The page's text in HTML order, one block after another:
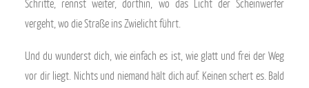
Schritte, rennst weiter, dorthin, wo das Licht der Scheinwerfer
vergeht, wo die Straße ins Zwielicht führt.
Und du wunderst dich, wie einfach es ist, wie glatt und frei der Weg
vor dir liegt. Nichts und niemand hält dich auf. Keinen schert es. Bald